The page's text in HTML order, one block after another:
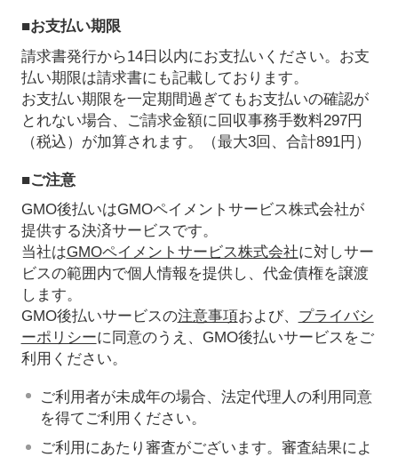
■お支払い期限
請求書発行から14日以内にお支払いください。お支
払い期限は請求書にも記載しております。
お支払い期限を一定期間過ぎてもお支払いの確認が
とれない場合、ご請求金額に回収事務手数料297円
（税込）が加算されます。（最大3回、合計891円）
■ご注意
GMO後払いはGMOペイメントサービス株式会社が
提供する決済サービスです。
当社はGMOペイメントサービス株式会社に対しサー
ビスの範囲内で個人情報を提供し、代金債権を譲渡
します。
GMO後払いサービスの注意事項および、 プライバシ
ーポリシーに同意のうえ、GMO後払いサービスをご
利用ください。
ご利用者が未成年の場合、法定代理人の利用同意
を得てご利用ください。
ご利用にあたり審査がございます。審査結果によ